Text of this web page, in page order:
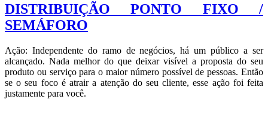
DISTRIBUIÇÃO PONTO FIXO /
SEMÁFORO
Ação: Independente do ramo de negócios, há um público a ser
alcançado. Nada melhor do que deixar visível a proposta do seu
produto ou serviço para o maior número possível de pessoas. Então
se o seu foco é atrair a atenção do seu cliente, esse ação foi feita
justamente para você.